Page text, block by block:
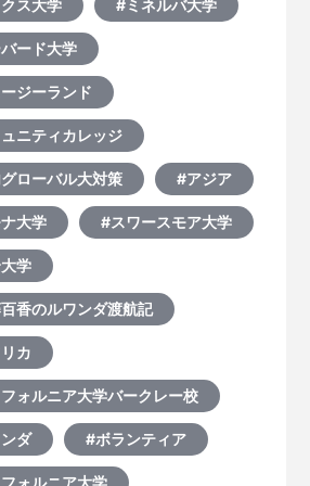
ス大学 #ミネルバ大学
ード大学
ジーランド
ニティカレッジ
ローバル大対策 #アジア
大学 #スワースモア大学
学
香のルワンダ渡航記
カ
ォルニア大学バークレー校
ダ #ボランティア
ォルニア大学